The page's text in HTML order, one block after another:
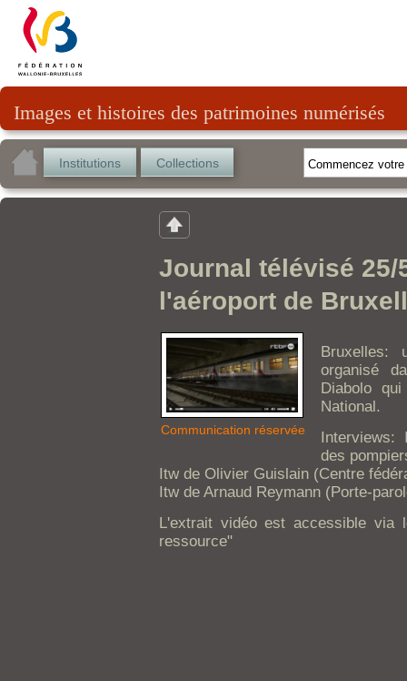
Images et histoires des patrimoines numérisés
Institutions Collections
Journal télévisé 25/
l'aéroport de
Communication réservée
Bruxelles:
organisé
Diabolo
National.
Interviews:
des
Itw de Olivier Guislain (Centre
Itw de Arnaud Reymann (Porte-
L'extrait vidéo est accessible via
ressource"